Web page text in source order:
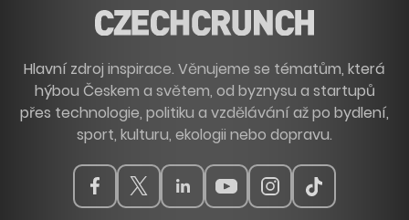
Hlavní zdroj inspirace. Věnujeme se tématům, která
hýbou Českem a světem, od byznysu a startupů
přes technologie, politiku a vzdělávání až po bydlení,
sport, kulturu, ekologii nebo dopravu.